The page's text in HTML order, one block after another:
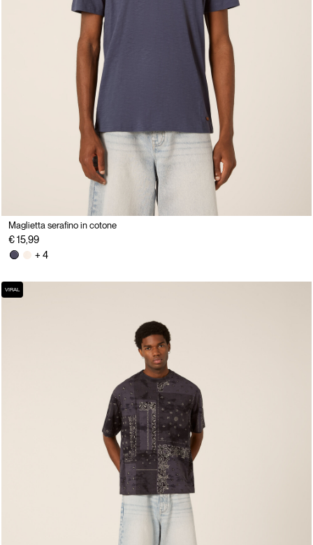
Maglietta serafino in cotone
€ 15,99
+ 4
VIRAL